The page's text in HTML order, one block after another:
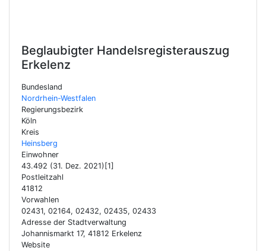
Beglaubigter Handelsregisterauszug
Erkelenz
Bundesland
Nordrhein-Westfalen
Regierungsbezirk
Köln
Kreis
Heinsberg
Einwohner
43.492 (31. Dez. 2021)[1]
Postleitzahl
41812
Vorwahlen
02431, 02164, 02432, 02435, 02433
Adresse der Stadtverwaltung
Johannismarkt 17, 41812 Erkelenz
Website